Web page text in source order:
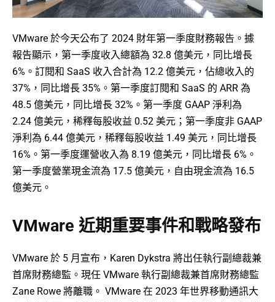
VMware 於今天公布了 2024 財年第一季度財務報告。據
報告顯示，第一季度收入總額為 32.8 億美元，同比增長
6%。訂閱和 SaaS 收入合計為 12.2 億美元，佔總收入的
37%，同比增長 35%。第一季度訂閱和 SaaS 的 ARR 為
48.5 億美元，同比增長 32%。第一季度 GAAP 淨利為
2.24 億美元，稀釋每股收益 0.52 美元；第一季度非 GAAP
淨利為 6.44 億美元，稀釋每股收益 1.49 美元，同比增長
16%。第一季度運營收入為 8.19 億美元，同比增長 6%。
第一季度營業現金流為 17.5 億美元，自由現金流為 16.5
億美元。
VMware 近期重要事件和戰略發布
VMware 於 5 月宣布，Karen Dykstra 將出任執行副總裁兼
首席財務總監。現任 VMware 執行副總裁兼首席財務總監
Zane Rowe 將離職。 VMware 在 2023 年世界移動通訊大